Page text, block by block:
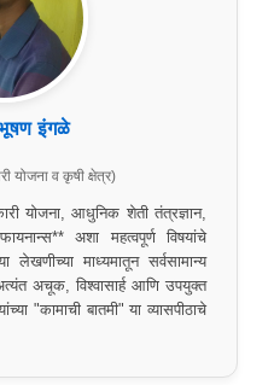
इंगळे
योजना व कृषी क्षेत्र)
योजना, आधुनिक शेती तंत्रज्ञान,
अशा महत्वपूर्ण विषयांचे
माध्यमातून सर्वसामान्य
अचूक, विश्वासार्ह आणि उपयुक्त
"कामाची बातमी" या व्यासपीठाचे